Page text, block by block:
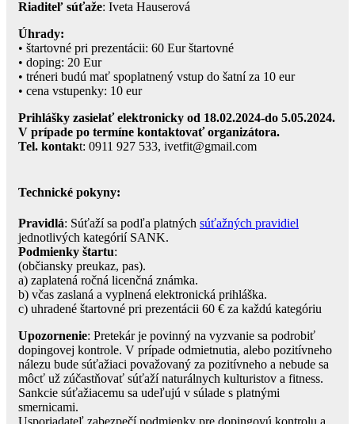
Riaditeľ súťaže: Iveta Hauserová
Úhrady:
• štartovné pri prezentácii: 60 Eur štartovné
• doping: 20 Eur
• tréneri budú mať spoplatnený vstup do šatní za 10 eur
• cena vstupenky: 10 eur
Prihlášky zasielať elektronicky od 18.02.2024-do 5.05.2024.
V prípade po termíne kontaktovať organizátora.
Tel. kontakt: 0911 927 533, ivetfit@gmail.com
Technické pokyny:
Pravidlá: Súťaží sa podľa platných súťažných pravidiel
jednotlivých kategórií SANK.
Podmienky štartu:
(občiansky preukaz, pas).
a) zaplatená ročná licenčná známka.
b) včas zaslaná a vyplnená elektronická prihláška.
c) uhradené štartovné pri prezentácii 60 € za každú kategóriu
Upozornenie: Pretekár je povinný na vyzvanie sa podrobiť
dopingovej kontrole. V prípade odmietnutia, alebo pozitívneho
nálezu bude súťažiaci považovaný za pozitívneho a nebude sa
môcť už zúčastňovať súťaží naturálnych kulturistov a fitness.
Sankcie súťažiacemu sa udeľujú v súlade s platnými
smernicami.
Usporiadateľ zabezpečí podmienky pre dopingovú kontrolu a